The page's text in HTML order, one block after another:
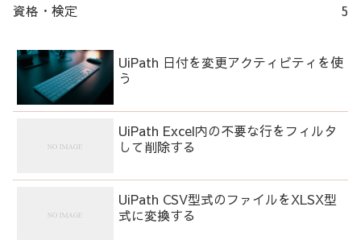
資格・検定
5
UiPath 日付を変更アクティビティを使
う
UiPath Excel内の不要な行をフィルタ
して削除する
UiPath CSV型式のファイルをXLSX型
式に変換する